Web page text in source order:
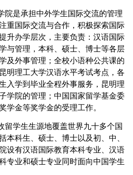
院是承担中外学生国际交流的管理
重国际交流与合作，积极探索国际
升办学层次，主要负责：汉语国际
与管理，本科、硕士、博士等各层
及外事管理；全校小语种公共课的
明理工大学汉语水平考试考点，各
入学到毕业全程外事服务，昆明理
学院的管理；中国国家留学基金委
学金等奖学金的受理工作。
留学生生源地覆盖世界九十多个国
本科生、硕士、博士以及初、中、
设有汉语国际教育本科专业、汉语
专业和硕士专业同时面向中国学生